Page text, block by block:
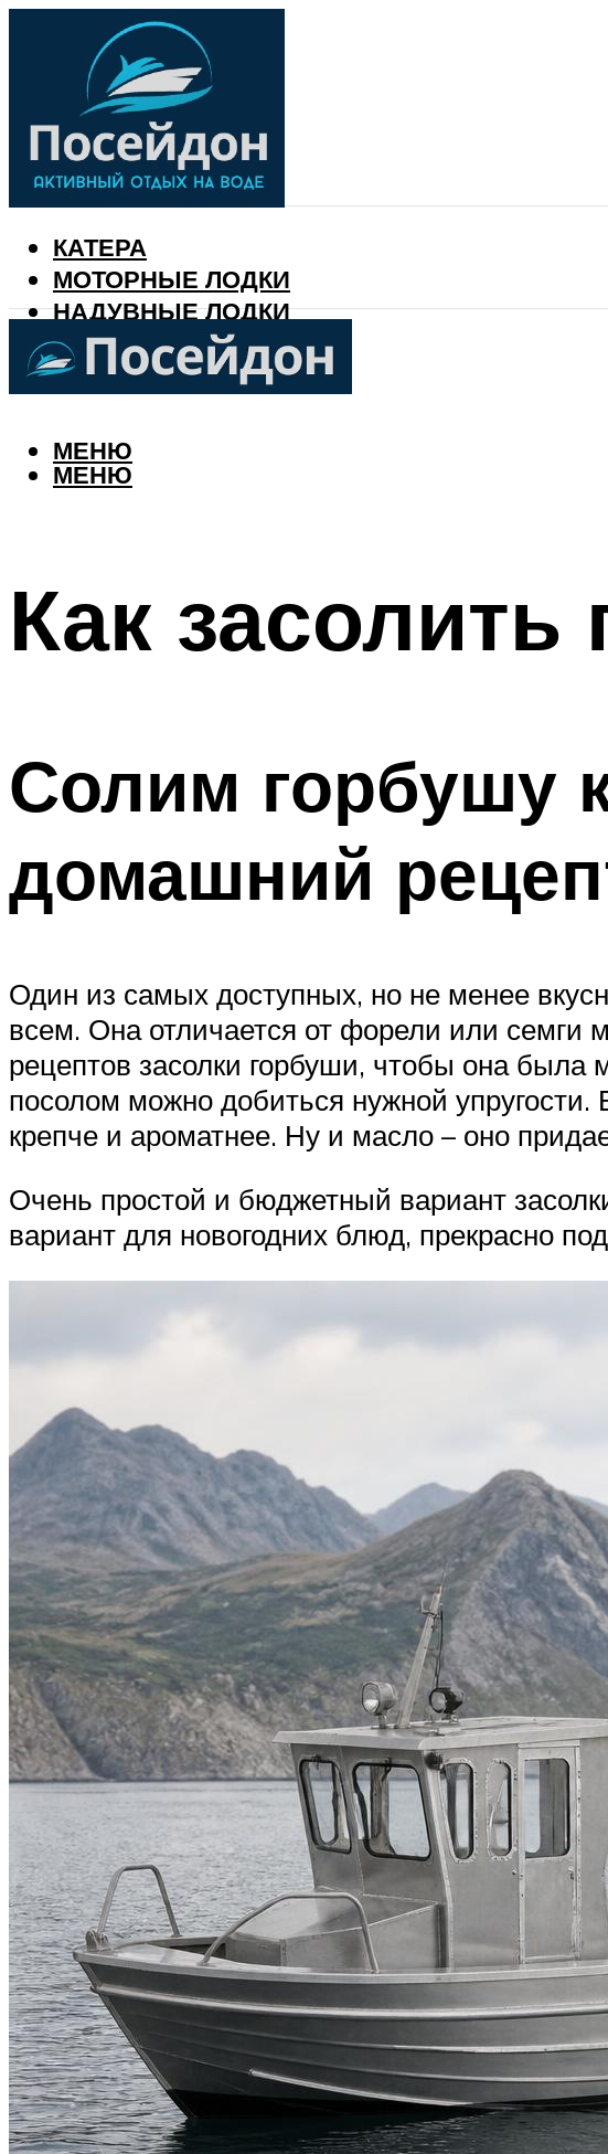
КАТЕРА
МОТОРНЫЕ ЛОДКИ
НАДУВНЫЕ ЛОДКИ
РЫБАЛКА
КАЛЕНДАРЬ РЫБАКА
МЕНЮ
МЕНЮ
Как
Солим горбушу
домашний
Один из самых доступных, но не менее
всем. Она отличается от форели или семги
рецептов засолки горбуши, чтобы она была
посолом можно добиться нужной упругости.
крепче и ароматнее. Ну и масло – оно
Очень простой и бюджетный вариант
вариант для новогодних блюд, прекрасно